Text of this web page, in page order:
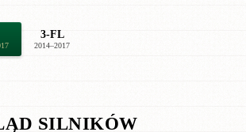
3-FL
2014–2017
SILNIKÓW